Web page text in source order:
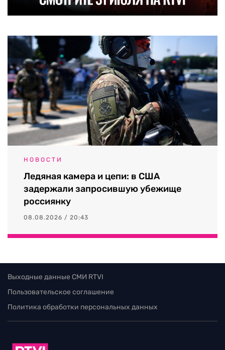
НОВОСТИ
Ледяная камера и цепи: в США
задержали запросившую убежище
россиянку
08.08.2026 / 20:43
Выходные данные СМИ RTVI
Пользовательское соглашение
Политика обработки персональных данных